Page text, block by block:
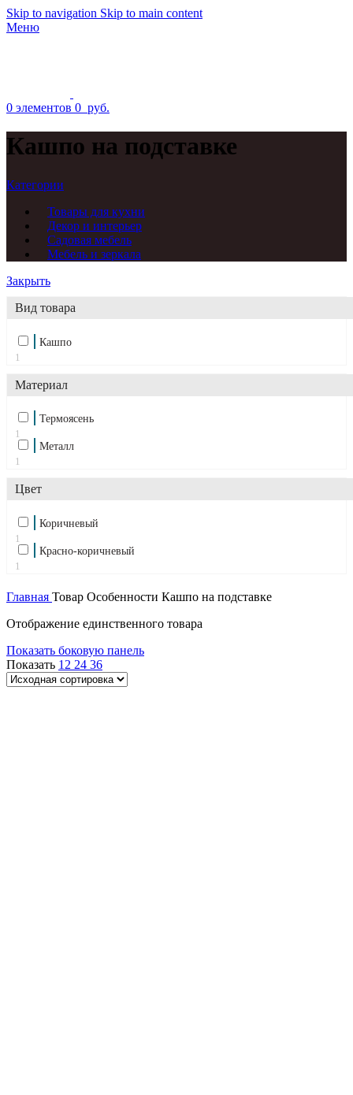
Skip to navigation Skip to main content
Меню
0 элементов 0 руб.
Кашпо на подставке
Категории
Товары для кухни
Декор и интерьер
Садовая мебель
Мебель и зеркала
Закрыть
Вид товара
Кашпо
1
Материал
Термоясень
1
Металл
1
Цвет
Коричневый
1
Красно-коричневый
1
Главная Товар Особенности Кашпо на подставке
Отображение единственного товара
Показать боковую панель
Показать 12 24 36